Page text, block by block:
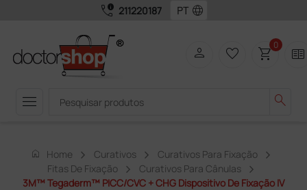
call_quality 211220187 language
menu search
person favorite_border shopping_cart0 two_pager
home Home Curativos
Curativos Para Fixação
Fitas De Fixação
Curativos Para Cânulas
3M™ Tegaderm™ PICC/CVC + CHG Dispositivo De Fixação IV